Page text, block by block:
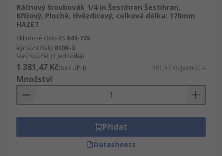
Ráčnový šroubovák 1/4 in Šestihran Šestihran,
Křížový, Ploché, Hvězdicový, celková délka: 170mm
HAZET
Skladové číslo RS 644-725
Výrobní číslo 810R-3
Mezisoučet (1 jednotka)
1 381,47 Kč(bez DPH) 1 381,47 Kč/jednotka
Množství
Přidat
Datasheets